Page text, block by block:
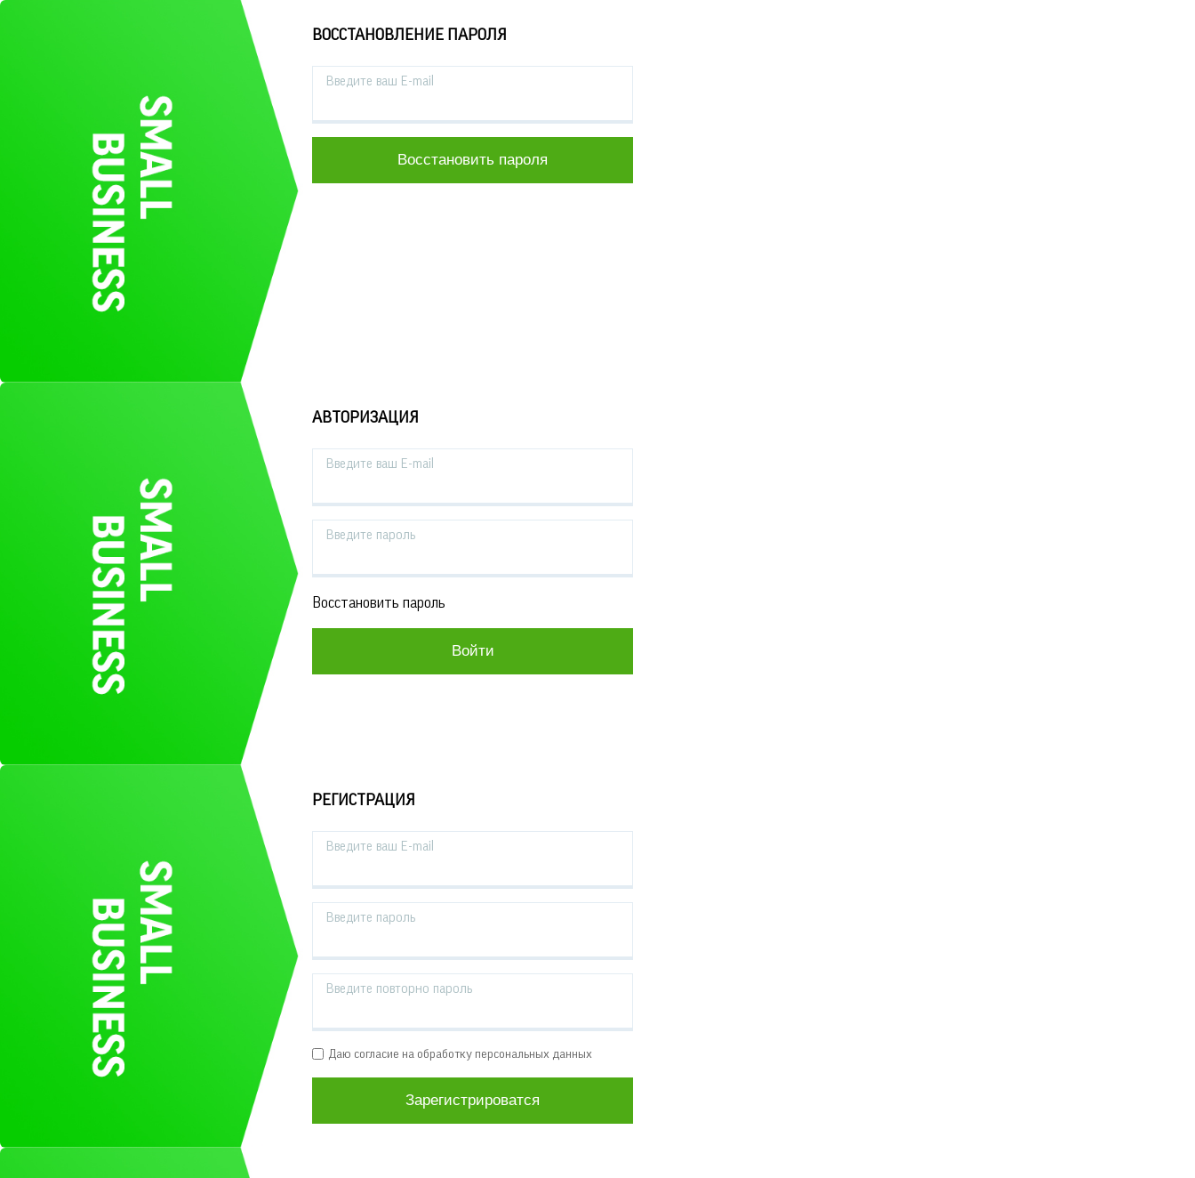
ВОССТАНОВЛЕНИЕ ПАРОЛЯ
Введите ваш E-mail
АВТОРИЗАЦИЯ
Введите ваш E-mail
Введите пароль
Восстановить пароль
РЕГИСТРАЦИЯ
Введите ваш E-mail
Введите пароль
Введите повторно пароль
Даю согласие на обработку персональных данных